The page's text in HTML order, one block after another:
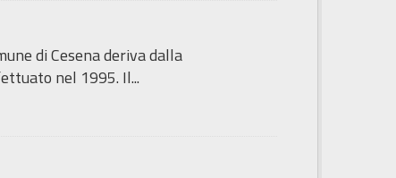
di Cesena deriva dalla
nel 1995. Il...